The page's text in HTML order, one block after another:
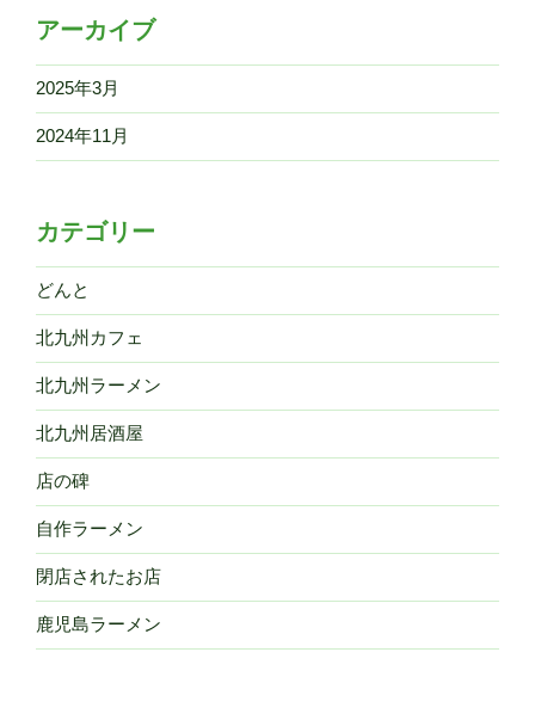
アーカイブ
2025年3月
2024年11月
カテゴリー
どんと
北九州カフェ
北九州ラーメン
北九州居酒屋
店の碑
自作ラーメン
閉店されたお店
鹿児島ラーメン